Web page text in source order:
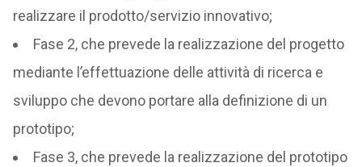
realizzare il prodotto/servizio innovativo;
Fase 2, che prevede la realizzazione del progetto
mediante l’effettuazione delle attività di ricerca e
sviluppo che devono portare alla definizione di un
prototipo;
Fase 3, che prevede la realizzazione del prototipo